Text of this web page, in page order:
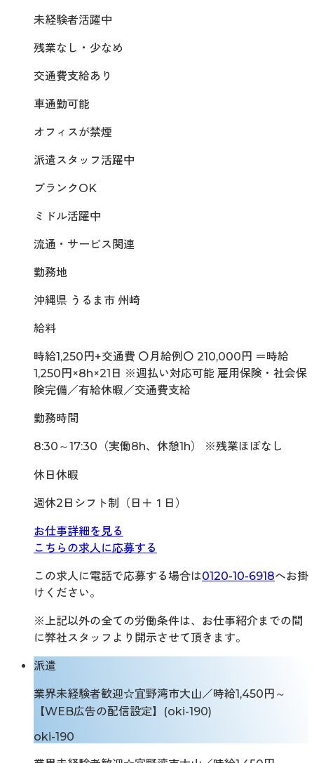
未経験者活躍中
残業なし・少なめ
交通費支給あり
車通勤可能
オフィスが禁煙
派遣スタッフ活躍中
ブランクOK
ミドル活躍中
流通・サービス関連
勤務地
沖縄県 うるま市 州崎
給料
時給1,250円+交通費 〇月給例〇 210,000円 ＝時給
1,250円×8h×21日 ※週払い対応可能 雇用保険・社会保
険完備／有給休暇／交通費支給
勤務時間
8:30～17:30（実働8h、休憩1h） ※残業ほぼなし
休日休暇
週休2日シフト制（日＋１日）
お仕事詳細を見る
こちらの求人に応募する
この求人に電話で応募する場合は0120-10-6918へお掛
けください。
※上記以外の全ての労働条件は、お仕事紹介までの間
に弊社スタッフより開示させて頂きます。
派遣
業界未経験者歓迎☆宜野湾市大山／時給1,450円～
【WEB広告の配信設定】(oki-190)
oki-190